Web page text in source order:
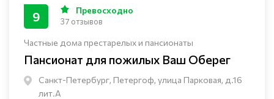
Частные дома престарелых и пансионаты
Пансионат для пожилых Ваш Оберег
Санкт-Петербург, Петергоф, улица Парковая, д.16
лит.А
9 Превосходно
37 отзывов